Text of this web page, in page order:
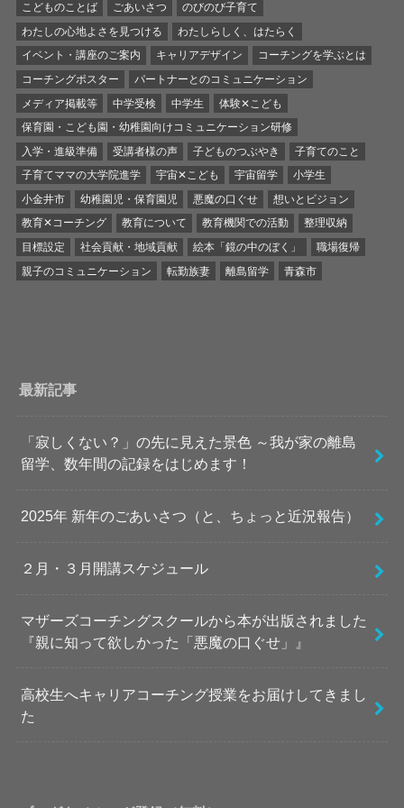
こどものことば
ごあいさつ
のびのび子育て
わたしの心地よさを見つける
わたしらしく、はたらく
イベント・講座のご案内
キャリアデザイン
コーチングを学ぶとは
コーチングポスター
パートナーとのコミュニケーション
メディア掲載等
中学受検 中学生
体験✕こども
保育園・こども園・幼稚園向けコミュニケーション研修
入学・進級準備
受講者様の声 子どものつぶやき
子育てのこと
子育てママの大学院進学
宇宙✕こども 宇宙留学
小学生
小金井市
幼稚園児・保育園児 悪魔の口ぐせ
想いとビジョン
教育✕コーチング
教育について 教育機関での活動
整理収納
目標設定
社会貢献・地域貢献 絵本「鏡の中のぼく」
職場復帰
親子のコミュニケーション
転勤族妻 離島留学 青森市
最新記事
「寂しくない？」の先に見えた景色 ～我が家の離島
留学、数年間の記録をはじめます！
2025年 新年のごあいさつ（と、ちょっと近況報告）
２月・３月開講スケジュール
マザーズコーチングスクールから本が出版されました
『親に知って欲しかった「悪魔の口ぐせ」』
高校生へキャリアコーチング授業をお届けしてきまし
た